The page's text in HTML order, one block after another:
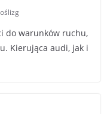
do warunków ruchu,
Kierująca audi, jak i